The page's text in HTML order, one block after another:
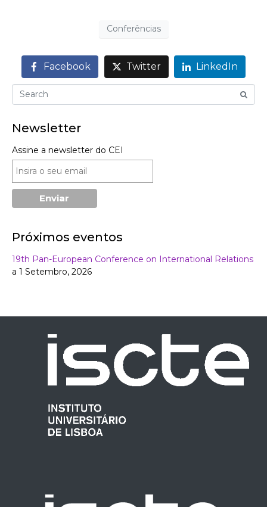
Conferências
Facebook Twitter LinkedIn
Newsletter
Assine a newsletter do CEI
Próximos eventos
19th Pan-European Conference on International Relations
a 1 Setembro, 2026